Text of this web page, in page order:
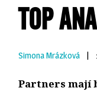
TOP
Simona Mrázková |
Partners mají